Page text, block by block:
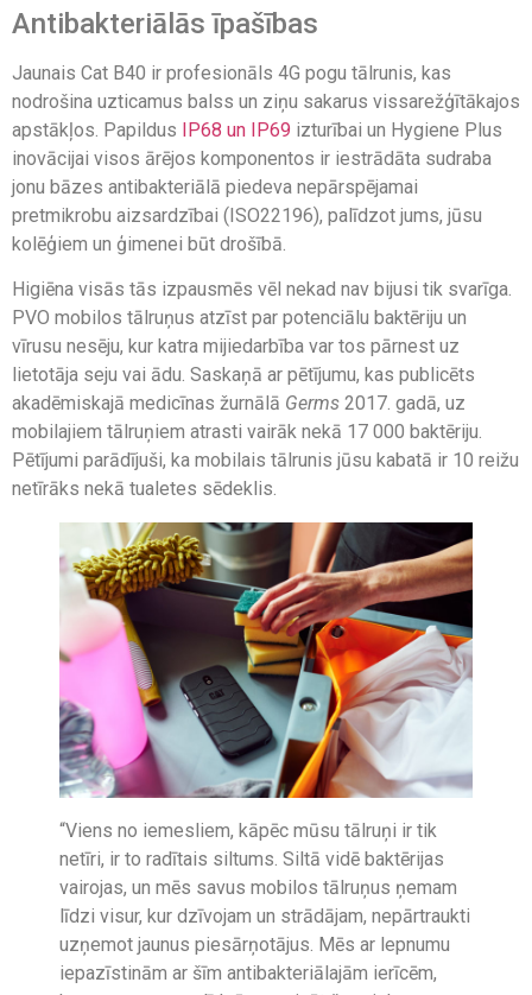
Antibakteriālās īpašības
Jaunais Cat B40 ir profesionāls 4G pogu tālrunis, kas
nodrošina uzticamus balss un ziņu sakarus vissarežģītākajos
apstākļos. Papildus IP68 un IP69 izturībai un Hygiene Plus
inovācijai visos ārējos komponentos ir iestrādāta sudraba
jonu bāzes antibakteriālā piedeva nepārspējamai
pretmikrobu aizsardzībai (ISO22196), palīdzot jums, jūsu
kolēģiem un ģimenei būt drošībā.
Higiēna visās tās izpausmēs vēl nekad nav bijusi tik svarīga.
PVO mobilos tālruņus atzīst par potenciālu baktēriju un
vīrusu nesēju, kur katra mijiedarbība var tos pārnest uz
lietotāja seju vai ādu. Saskaņā ar pētījumu, kas publicēts
akadēmiskajā medicīnas žurnālā Germs 2017. gadā, uz
mobilajiem tālruņiem atrasti vairāk nekā 17 000 baktēriju.
Pētījumi parādījuši, ka mobilais tālrunis jūsu kabatā ir 10 reižu
netīrāks nekā tualetes sēdeklis.
“Viens no iemesliem, kāpēc mūsu tālruņi ir tik
netīri, ir to radītais siltums. Siltā vidē baktērijas
vairojas, un mēs savus mobilos tālruņus ņemam
līdzi visur, kur dzīvojam un strādājam, nepārtraukti
uzņemot jaunus piesārņotājus. Mēs ar lepnumu
iepazīstinām ar šīm antibakteriālajām ierīcēm,